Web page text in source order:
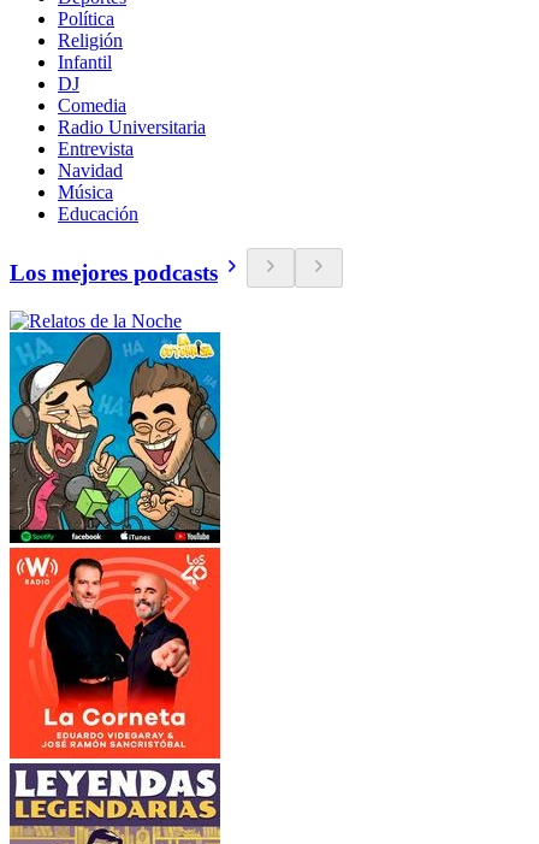
Política
Religión
Infantil
DJ
Comedia
Radio Universitaria
Entrevista
Navidad
Música
Educación
Los mejores podcasts